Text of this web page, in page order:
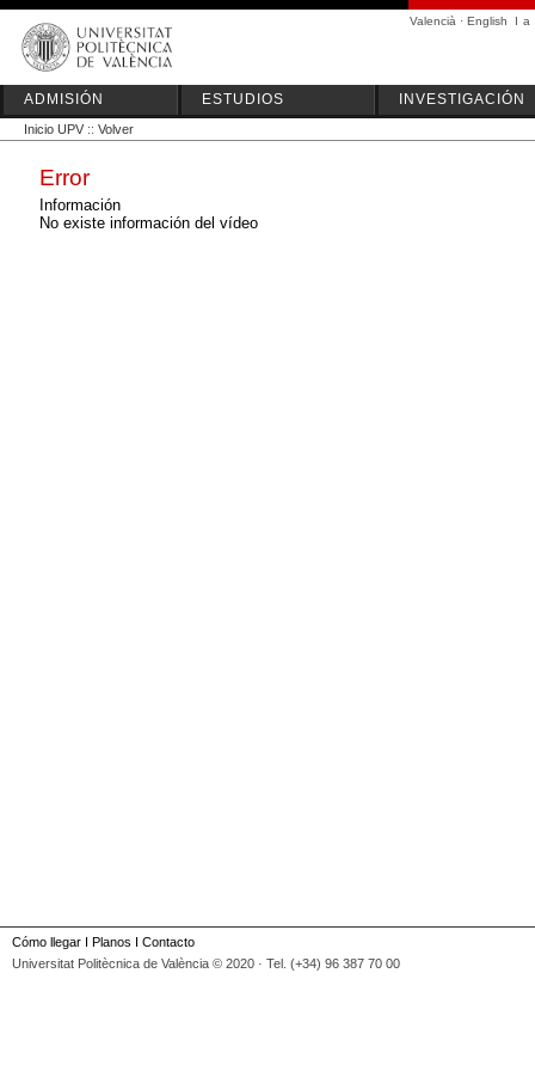
Valencià · English I a
ADMISIÓN ESTUDIOS INVESTIGACIÓN
Inicio UPV :: Volver
Error
Información
No existe información del vídeo
Cómo llegar I Planos I Contacto
Universitat Politècnica de València © 2020 · Tel. (+34) 96 387 70 00